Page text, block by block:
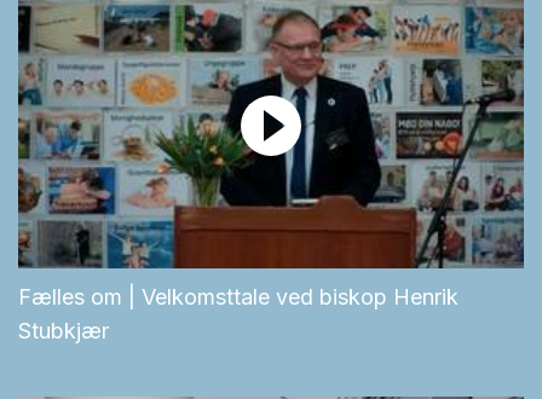
Fælles om | Velkomsttale ved biskop Henrik
Stubkjær